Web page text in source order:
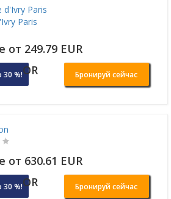
Paris
от 249.79 EUR
30 %!OR Бронируй сейчас
от 630.61 EUR
30 %!OR Бронируй сейчас